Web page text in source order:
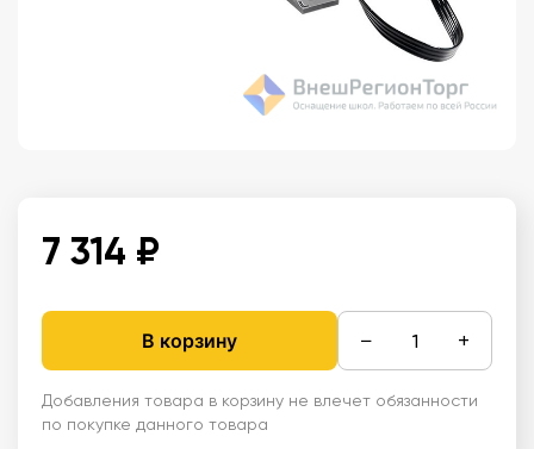
7 314 ₽
В корзину − +
Добавления товара в корзину не влечет обязанности
по покупке данного товара